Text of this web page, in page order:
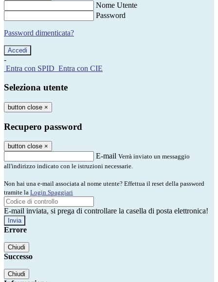
Nome Utente
Password
Password dimenticata?
-
Entra con SPID Entra con CIE
Seleziona utente
button close ×
Recupero password
button close ×
E-mail Verrà inviato un messaggio
all'indirizzo indicato con le istruzioni necessarie.
Non hai una e-mail associata al nome utente? Effettua il reset della password
tramite la Login Spaggiari
E-mail inviata, si prega di controllare la casella di posta elettronica!
Errore
Chiudi
Successo
Chiudi